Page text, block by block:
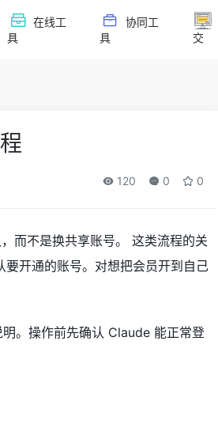
在线工
具
协同工
具
交
120 0 0
而不是换共享账号。 这类流程的关
开通的账号。对想把会员开到自己
。操作前先确认 Claude 能正常登